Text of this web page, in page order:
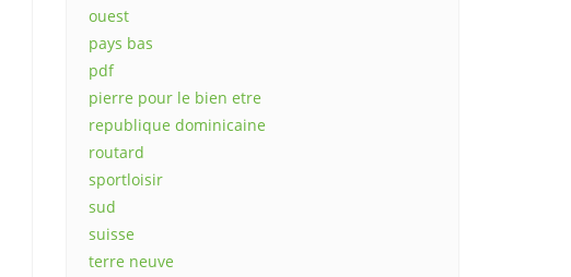
ouest
pays bas
pdf
pierre pour le bien etre
republique dominicaine
routard
sportloisir
sud
suisse
terre neuve